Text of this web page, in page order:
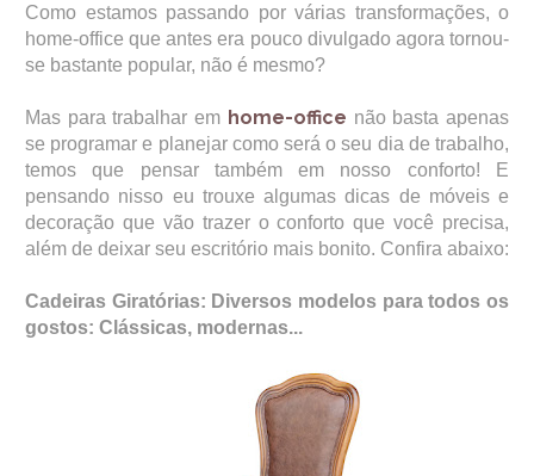
Como estamos passando por várias transformações, o
home-office que antes era pouco divulgado agora tornou-
se bastante popular, não é mesmo?
Mas para trabalhar em home-office não basta apenas
se programar e planejar como será o seu dia de trabalho,
temos que pensar também em nosso conforto! E
pensando nisso eu trouxe algumas dicas de móveis e
decoração que vão trazer o conforto que você precisa,
além de deixar seu escritório mais bonito. Confira abaixo:
Cadeiras Giratórias: Diversos modelos para todos os
gostos: Clássicas, modernas...